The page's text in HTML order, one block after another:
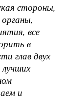
стороны,
все
в
глав двух
и